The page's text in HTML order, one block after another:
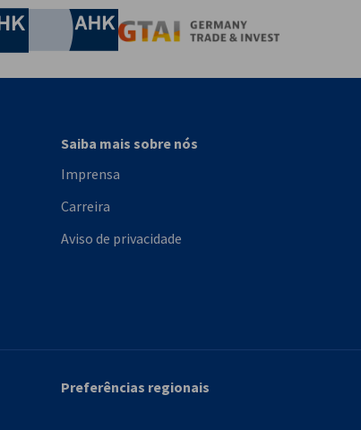
of Commerce and Industry
Chamber of Commerce and Industry
AHK.de
Saiba mais sobre nós
Imprensa
Carreira
Aviso de privacidade
Preferências regionais